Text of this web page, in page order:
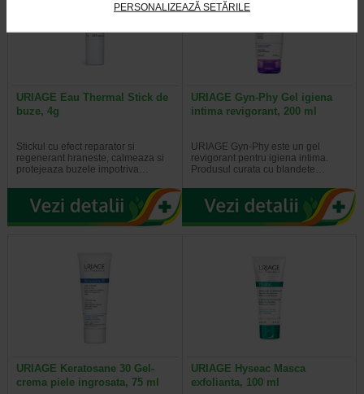
PERSONALIZEAZĂ SETĂRILE
URIAGE Eau Thermal Stick de
buze, 4g
Stickul cu efect reparator si
regenerant hraneste, calmeaza si
protejeaza buzele impotriva…
URIAGE Gyn-Phy Gel igiena
intima revigorant, 200 ml
URIAGE Gyn-Phy este un gel
revigorant pentru igiena intima.
Produsul curata cu blandete…
URIAGE Keratosane 30 Gel-
crema piele ingrosata, 75 ml
URIAGE Hyseac Masca
exfolianta, 100 ml